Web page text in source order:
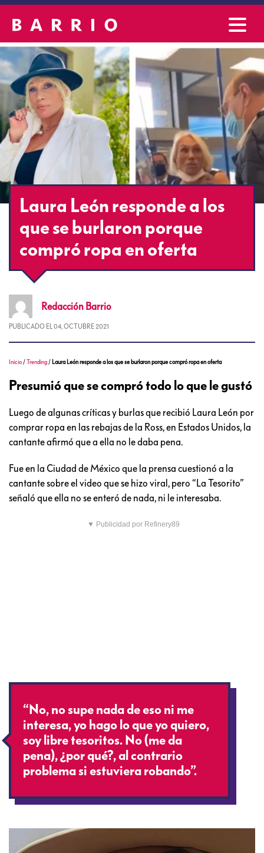
Laura León responde a los
que se burlaron porque
compró ropa en oferta
Redacción Barrio
PUBLICADO EL 04, OCTUBRE 2021
Inicio /Trending / Laura León responde a los que se burlaron porque compró ropa en oferta
Presumió que se compró todo lo que le gustó
Luego de algunas críticas y burlas que recibió Laura León por
comprar ropa en las rebajas de la Ross, en Estados Unidos, la
cantante afirmó que a ella no le daba pena.
Fue en la Ciudad de México que la prensa cuestionó a la
cantante sobre el video que se hizo viral, pero “La Tesorito”
señaló que ella no se enteró de nada, ni le interesaba.
▼ Publicidad por Refinery89
“No, no supe nada de eso ni me
interesa, yo hago lo que yo quiero,
soy libre tesoritos. No (me da
pena), ¿por qué?, al contrario
problema si estuviera robando”.